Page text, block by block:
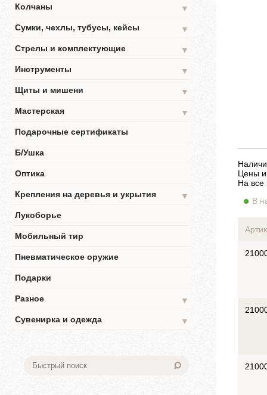
Колчаны
▼
Сумки, чехлы, тубусы, кейсы
▼
Стрелы и комплектующие
▼
Инструменты
▼
Щиты и мишени
▼
Мастерская
▼
Подарочные сертификаты
Б/Ушка
Оптика
Крепления на деревья и укрытия
▼
Лукоборье
Мобильный тир
Пневматическое оружие
Подарки
Разное
▼
Сувенирка и одежда
▼
Цены
На все
В